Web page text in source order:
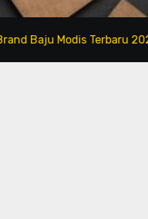
Modis Terbaru 2026 yang